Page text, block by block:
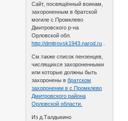
Сайт, посвящённый воинам,
захороненным в братской
могиле с.Промклево
Дмитровского р-на
Орловской обл.
http://dmitrovsk1943.narod.ru
См.также список пензенцев,
числящихся захороненными
или которые должны быть
захоронены вбратском
захоронении в с.Промклево
Дмитровского района
Орловской области.
Из д.Талдыкино